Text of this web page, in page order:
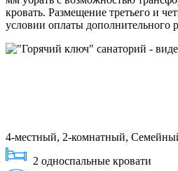
кровать. Размещение третьего и
условии оплаты дополнительного
4-местный, 2-комнатный,
2 односпальные кровати